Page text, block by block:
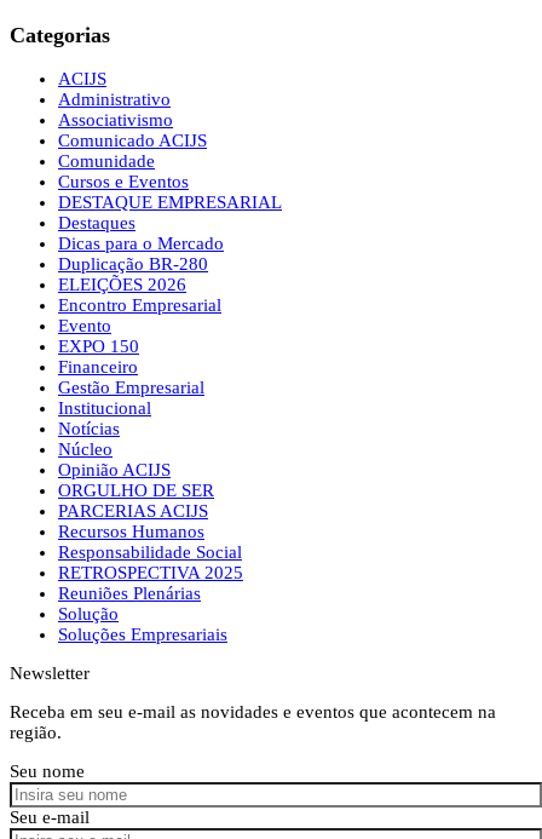
Categorias
ACIJS
Administrativo
Associativismo
Comunicado ACIJS
Comunidade
Cursos e Eventos
DESTAQUE EMPRESARIAL
Destaques
Dicas para o Mercado
Duplicação BR-280
ELEIÇÕES 2026
Encontro Empresarial
Evento
EXPO 150
Financeiro
Gestão Empresarial
Institucional
Notícias
Núcleo
Opinião ACIJS
ORGULHO DE SER
PARCERIAS ACIJS
Recursos Humanos
Responsabilidade Social
RETROSPECTIVA 2025
Reuniões Plenárias
Solução
Soluções Empresariais
Newsletter
Receba em seu e-mail as novidades e eventos que acontecem na
região.
Seu nome
Seu e-mail